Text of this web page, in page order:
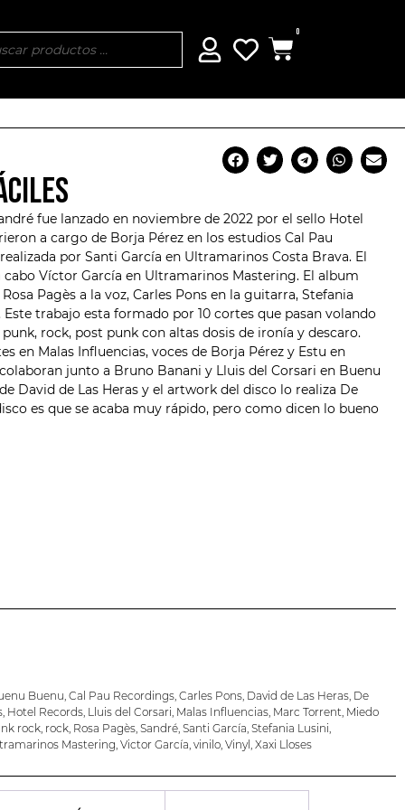
0
fue lanzado en noviembre de 2022 por el sello Hotel
a cargo de Borja Pérez en los estudios Cal Pau
por Santi García en Ultramarinos Costa Brava. El
Víctor García en Ultramarinos Mastering. El album
Pagès a la voz, Carles Pons en la guitarra, Stefania
trabajo esta formado por 10 cortes que pasan volando
rock, post punk con altas dosis de ironía y descaro.
en Malas Influencias, voces de Borja Pérez y Estu en
junto a Bruno Banani y Lluis del Corsari en Buenu
David de Las Heras y el artwork del disco lo realiza De
es que se acaba muy rápido, pero como dicen lo bueno
Buenu Cal Pau Recordings, Carles Pons, David de Las Heras, De
, Hotel Records, Lluis del Corsari Malas Influencias, Marc Torrent Miedo
rock, rock, Rosa Pagès, Sandré, Santi García Stefania Lusini
Mastering Victor García vinilo, Vinyl Xaxi Lloses